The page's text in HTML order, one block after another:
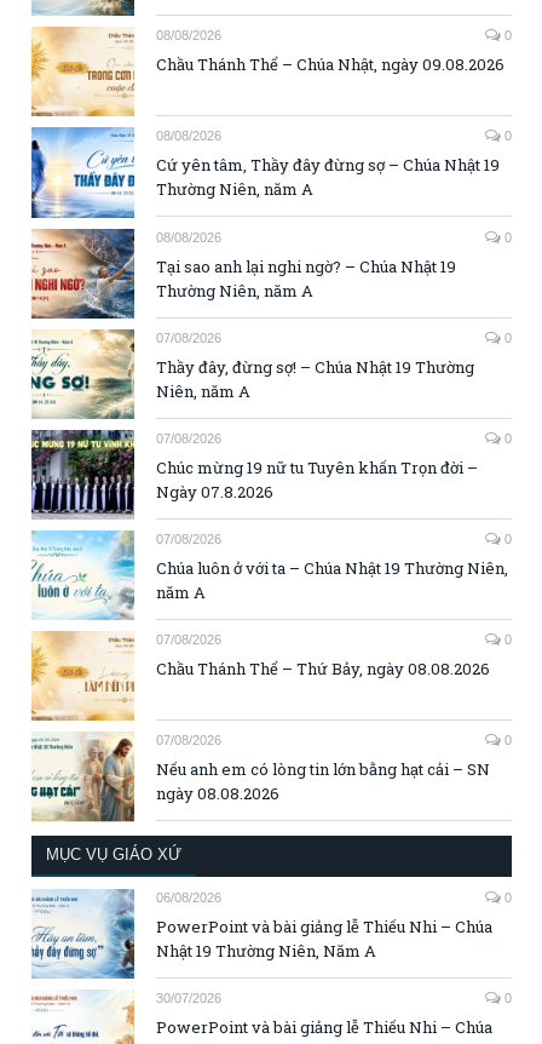
08/08/2026 0
Chầu Thánh Thể – Chúa Nhật, ngày 09.08.2026
08/08/2026 0
Cứ yên tâm, Thầy đây đừng sợ – Chúa Nhật 19
Thường Niên, năm A
08/08/2026 0
Tại sao anh lại nghi ngờ? – Chúa Nhật 19
Thường Niên, năm A
07/08/2026 0
Thầy đây, đừng sợ! – Chúa Nhật 19 Thường
Niên, năm A
07/08/2026 0
Chúc mừng 19 nữ tu Tuyên khấn Trọn đời –
Ngày 07.8.2026
07/08/2026 0
Chúa luôn ở với ta – Chúa Nhật 19 Thường Niên,
năm A
07/08/2026 0
Chầu Thánh Thể – Thứ Bảy, ngày 08.08.2026
07/08/2026 0
Nếu anh em có lòng tin lớn bằng hạt cải – SN
ngày 08.08.2026
MỤC VỤ GIÁO XỨ
06/08/2026 0
PowerPoint và bài giảng lễ Thiếu Nhi – Chúa
Nhật 19 Thường Niên, Năm A
30/07/2026 0
PowerPoint và bài giảng lễ Thiếu Nhi – Chúa